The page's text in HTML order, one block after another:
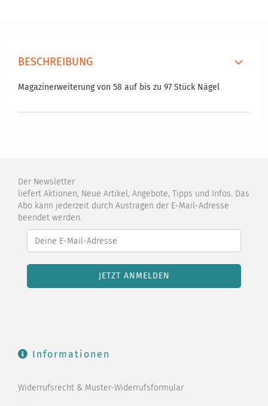
BESCHREIBUNG
Magazinerweiterung von 58 auf bis zu 97 Stück Nägel
Der Newsletter
liefert Aktionen, Neue Artikel, Angebote, Tipps und Infos. Das
Abo kann jederzeit durch Austragen der E-Mail-Adresse
beendet werden.
Informationen
Widerrufsrecht & Muster-Widerrufsformular